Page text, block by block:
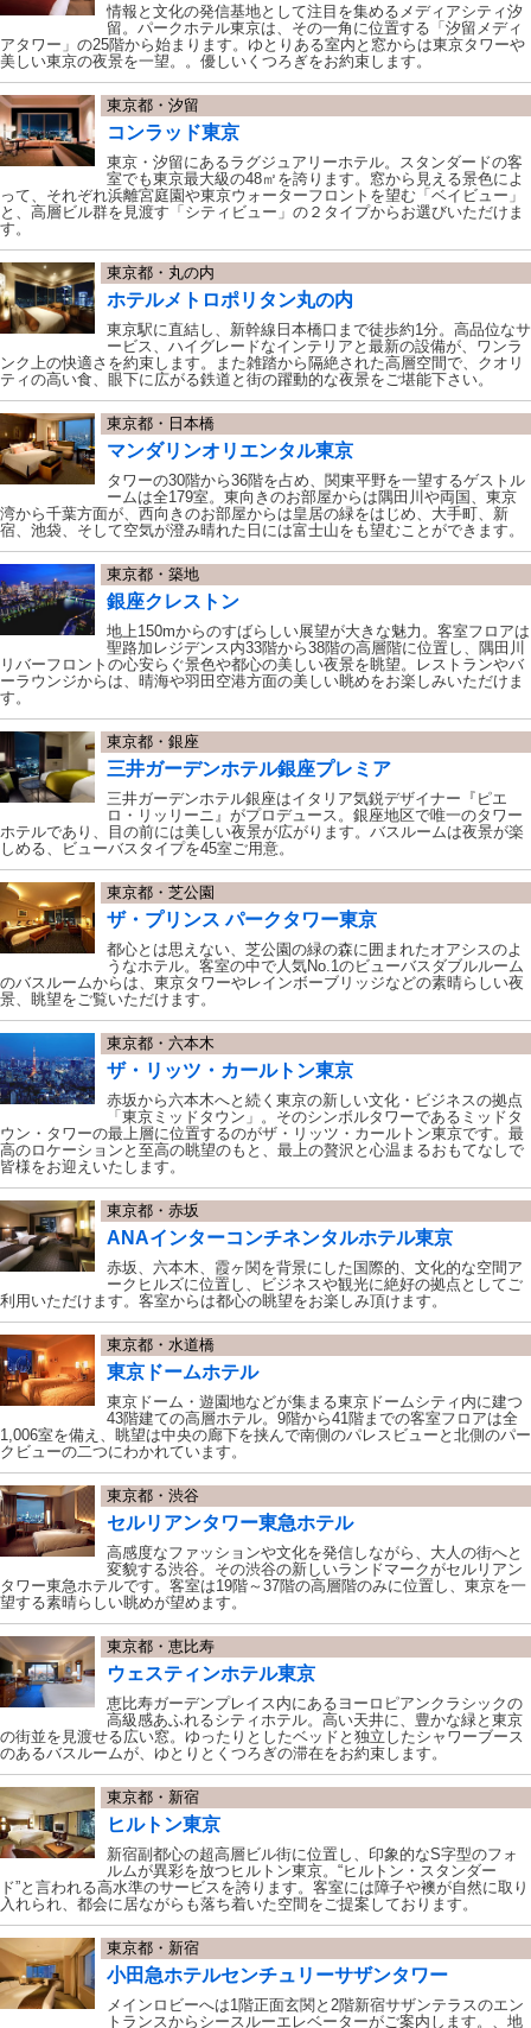
情報と文化の発信基地として注目を集めるメディアシティ汐
留。パークホテル東京は、その一角に位置する「汐留メディ
アタワー」の25階から始まります。ゆとりある室内と窓からは東京タワーや
美しい東京の夜景を一望。。優しいくつろぎをお約束します。
東京都・汐留
コンラッド東京
東京・汐留にあるラグジュアリーホテル。スタンダードの客
室でも東京最大級の48㎡を誇ります。窓から見える景色によ
って、それぞれ浜離宮庭園や東京ウォーターフロントを望む「ベイビュー」
と、高層ビル群を見渡す「シティビュー」の２タイプからお選びいただけま
す。
東京都・丸の内
ホテルメトロポリタン丸の内
東京駅に直結し、新幹線日本橋口まで徒歩約1分。高品位なサ
ービス、ハイグレードなインテリアと最新の設備が、ワンラ
ンク上の快適さを約束します。また雑踏から隔絶された高層空間で、クオリ
ティの高い食、眼下に広がる鉄道と街の躍動的な夜景をご堪能下さい。
東京都・日本橋
マンダリンオリエンタル東京
タワーの30階から36階を占め、関東平野を一望するゲストル
ームは全179室。東向きのお部屋からは隅田川や両国、東京
湾から千葉方面が、西向きのお部屋からは皇居の緑をはじめ、大手町、新
宿、池袋、そして空気が澄み晴れた日には富士山をも望むことができます。
東京都・築地
銀座クレストン
地上150mからのすばらしい展望が大きな魅力。客室フロアは
聖路加レジデンス内33階から38階の高層階に位置し、隅田川
リバーフロントの心安らぐ景色や都心の美しい夜景を眺望。レストランやバ
ーラウンジからは、晴海や羽田空港方面の美しい眺めをお楽しみいただけま
す。
東京都・銀座
三井ガーデンホテル銀座プレミア
三井ガーデンホテル銀座はイタリア気鋭デザイナー『ピエ
ロ・リッリーニ』がプロデュース。銀座地区で唯一のタワー
ホテルであり、目の前には美しい夜景が広がります。バスルームは夜景が楽
しめる、ビューバスタイプを45室ご用意。
東京都・芝公園
ザ・プリンス パークタワー東京
都心とは思えない、芝公園の緑の森に囲まれたオアシスのよ
うなホテル。客室の中で人気No.1のビューバスダブルルーム
のバスルームからは、東京タワーやレインボーブリッジなどの素晴らしい夜
景、眺望をご覧いただけます。
東京都・六本木
ザ・リッツ・カールトン東京
赤坂から六本木へと続く東京の新しい文化・ビジネスの拠点
「東京ミッドタウン」。そのシンボルタワーであるミッドタ
ウン・タワーの最上層に位置するのがザ・リッツ・カールトン東京です。最
高のロケーションと至高の眺望のもと、最上の贅沢と心温まるおもてなしで
皆様をお迎えいたします。
東京都・赤坂
ANAインターコンチネンタルホテル東京
赤坂、六本木、霞ヶ関を背景にした国際的、文化的な空間ア
ークヒルズに位置し、ビジネスや観光に絶好の拠点としてご
利用いただけます。客室からは都心の眺望をお楽しみ頂けます。
東京都・水道橋
東京ドームホテル
東京ドーム・遊園地などが集まる東京ドームシティ内に建つ
43階建ての高層ホテル。9階から41階までの客室フロアは全
1,006室を備え、眺望は中央の廊下を挟んで南側のパレスビューと北側のパー
クビューの二つにわかれています。
東京都・渋谷
セルリアンタワー東急ホテル
高感度なファッションや文化を発信しながら、大人の街へと
変貌する渋谷。その渋谷の新しいランドマークがセルリアン
タワー東急ホテルです。客室は19階～37階の高層階のみに位置し、東京を一
望する素晴らしい眺めが望めます。
東京都・恵比寿
ウェスティンホテル東京
恵比寿ガーデンプレイス内にあるヨーロピアンクラシックの
高級感あふれるシティホテル。高い天井に、豊かな緑と東京
の街並を見渡せる広い窓。ゆったりとしたベッドと独立したシャワーブース
のあるバスルームが、ゆとりとくつろぎの滞在をお約束します。
東京都・新宿
ヒルトン東京
新宿副都心の超高層ビル街に位置し、印象的なS字型のフォ
ルムが異彩を放つヒルトン東京。“ヒルトン・スタンダー
ド”と言われる高水準のサービスを誇ります。客室には障子や襖が自然に取り
入れられ、都会に居ながらも落ち着いた空間をご提案しております。
東京都・新宿
小田急ホテルセンチュリーサザンタワー
メインロビーへは1階正面玄関と2階新宿サザンテラスのエン
トランスからシースルーエレベーターがご案内します。、地